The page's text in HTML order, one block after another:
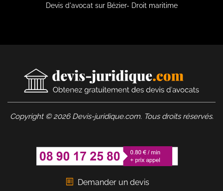
Devis d'avocat sur Bézier- Droit maritime
Copyright © 2026 Devis-juridique.com. Tous droits réservés.
Demander un devis